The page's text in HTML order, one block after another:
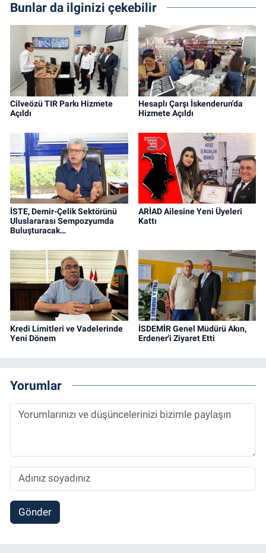
Bunlar da ilginizi çekebilir
Cilveözü TIR Parkı Hizmete
Açıldı
Hesaplı Çarşı İskenderun'da
Hizmete Açıldı
İSTE, Demir-Çelik Sektörünü
Uluslararası Sempozyumda
Buluşturacak…
ARİAD Ailesine Yeni Üyeleri
Kattı
Kredi Limitleri ve Vadelerinde
Yeni Dönem
İSDEMİR Genel Müdürü Akın,
Erdener'i Ziyaret Etti
Yorumlar
Gönder